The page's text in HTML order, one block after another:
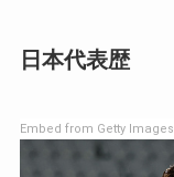
日本代表歴
Embed from Getty Images